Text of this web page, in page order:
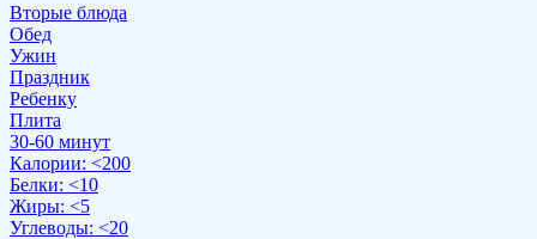
Вторые блюда
Обед
Ужин
Праздник
Ребенку
Плита
30-60 минут
Калории: <200
Белки: <10
Жиры: <5
Углеводы: <20